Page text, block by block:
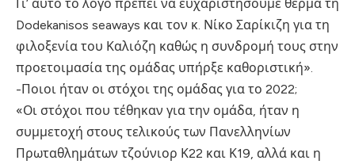
Γι’ αυτό το λόγο πρέπει να ευχαριστήσουμε θερμά τη
Dodekanisos seaways και τον κ. Νίκο Σαρίκιζη για τη
φιλοξενία του Καλιόζη καθώς η συνδρομή τους στην
προετοιμασία της ομάδας υπήρξε καθοριστική».
-Ποιοι ήταν οι στόχοι της ομάδας για το 2022;
«Οι στόχοι που τέθηκαν για την ομάδα, ήταν η
συμμετοχή στους τελικούς των Πανελληνίων
Πρωταθλημάτων τζούνιορ Κ22 και Κ19, αλλά και η